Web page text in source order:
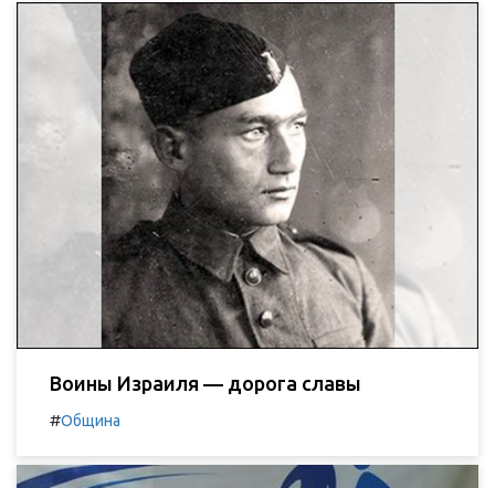
Воины Израиля — дорога славы
#Община